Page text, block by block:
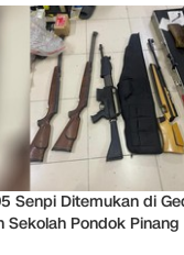
Senpi Ditemukan di
Sekolah Pondok Pinang